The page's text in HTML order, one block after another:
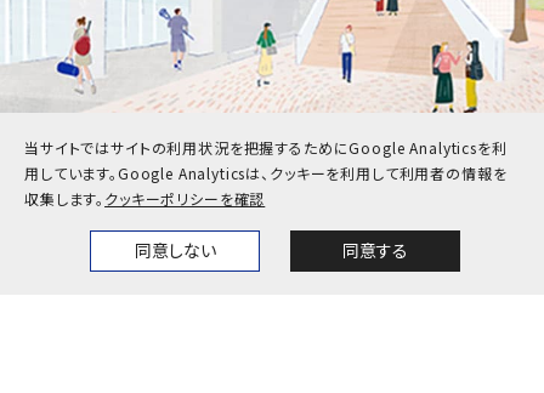
当サイトではサイトの利用状況を把握するためにGoogle Analyticsを利
用しています。Google Analyticsは、クッキーを利用して利用者の情報を
収集します。 クッキーポリシーを確認
同意しない 同意する
News Themes
受験生
在学生・保護者